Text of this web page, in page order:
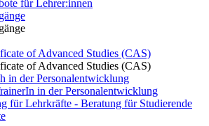
für Lehrer:innen
of Advanced Studies (CAS)
of Advanced Studies (CAS)
in der Personalentwicklung
in der Personalentwicklung
für Lehrkräfte - Beratung für Studierende